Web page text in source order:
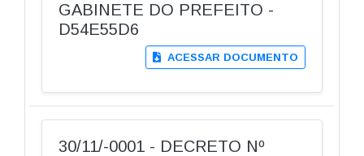
GABINETE DO PREFEITO -
D54E55D6
ACESSAR DOCUMENTO
30/11/-0001 - DECRETO Nº